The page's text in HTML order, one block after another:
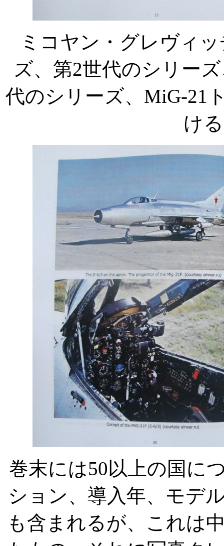
ミコヤン・グレヴィ
ズ、第2世代のシリー
代のシリーズ、 MiG-21
ける
巻末には50以上の国に
ション、導入年、モデ
も含まれるが、これは